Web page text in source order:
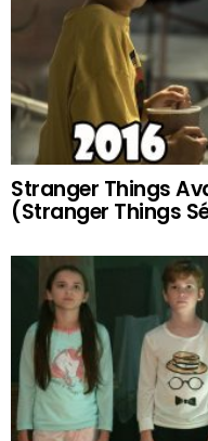
Stranger Things
(Stranger Things